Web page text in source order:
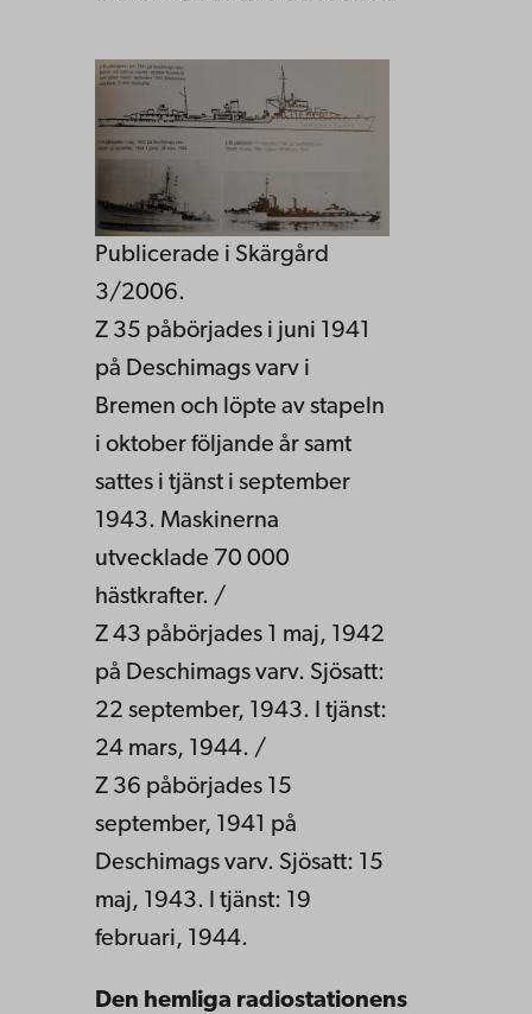
Publicerade i Skärgård
3/2006.
Z 35 påbörjades i juni 1941
på Deschimags varv i
Bremen och löpte av stapeln
i oktober följande år samt
sattes i tjänst i september
1943. Maskinerna
utvecklade 70 000
hästkrafter. /
Z 43 påbörjades 1 maj, 1942
på Deschimags varv. Sjösatt:
22 september, 1943. I tjänst:
24 mars, 1944. /
Z 36 påbörjades 15
september, 1941 på
Deschimags varv. Sjösatt: 15
maj, 1943. I tjänst: 19
februari, 1944.
Den hemliga radiostationens